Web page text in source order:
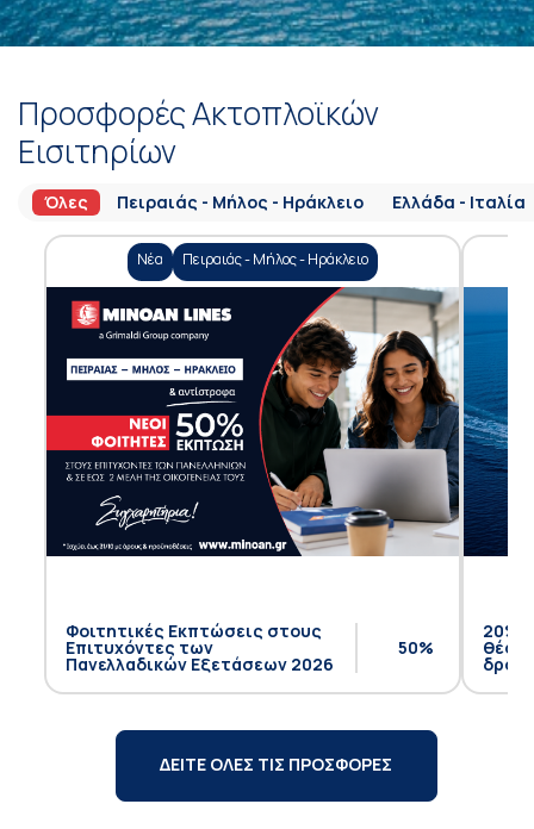
Προσφορές Ακτοπλοϊκών
Εισιτηρίων
Όλες Πειραιάς - Μήλος - Ηράκλειο Ελλάδα - Ιταλία
Νέα Πειραιάς - Μήλος - Ηράκλειο
Φοιτητικές Εκπτώσεις στους
Επιτυχόντες των
Πανελλαδικών Εξετάσεων 2026
50%
20%
θέση
ΔΕΙΤΕ ΟΛΕΣ ΤΙΣ ΠΡΟΣΦΟΡΕΣ